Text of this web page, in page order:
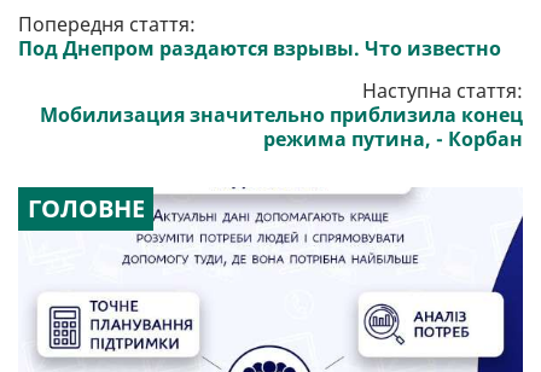
Попередня стаття:
Под Днепром раздаются взрывы. Что известно
Наступна стаття:
Мобилизация значительно приблизила конец
режима путина, - Корбан
ГОЛОВНЕ